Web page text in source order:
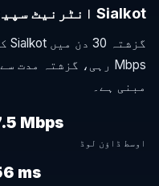
Sialkot انٹرنیٹ سپیڈ — گزشتہ 30 دن
مبنی ہے۔
Mbps
اوسط ڈاؤن لوڈ
ms